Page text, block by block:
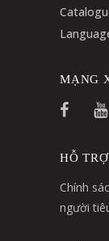
MẠNG
HỖ
Chính
người